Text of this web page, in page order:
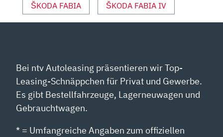
ŠKODA FABIA ŠKODA FABIA IV
Bei ntv Autoleasing präsentieren wir Top-
Leasing-Schnäppchen für Privat und Gewerbe.
Es gibt Bestellfahrzeuge, Lagerneuwagen und
Gebrauchtwagen.
* = Umfangreiche Angaben zum offiziellen